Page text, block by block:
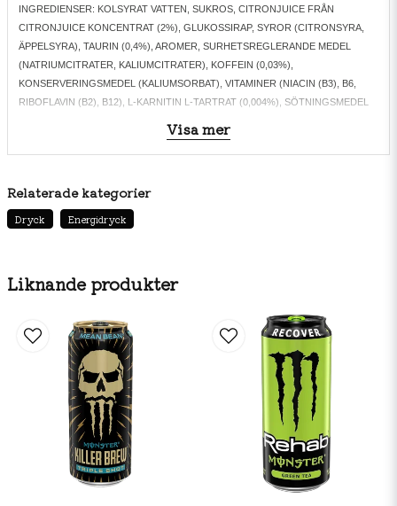
Liknande produkter
INGREDIENSER: KOLSYRAT VATTEN, SUKROS, CITRONJUICE FRÅN
CITRONJUICE KONCENTRAT (2%), GLUKOSSIRAP, SYROR (CITRONSYRA,
ÄPPELSYRA), TAURIN (0,4%), AROMER, SURHETSREGLERANDE MEDEL
(NATRIUMCITRATER, KALIUMCITRATER), KOFFEIN (0,03%),
KONSERVERINGSMEDEL (KALIUMSORBAT), VITAMINER (NIACIN (B3), B6,
RIBOFLAVIN (B2), B12), L-KARNITIN L-TARTRAT (0,004%), SÖTNINGSMEDEL
BARN OCH GRAVIDA ELLER AMMANDE KVINNOR, ELLER PERSONER SOM ÄR
KÄNSLIGA FÖR KOFFEIN (32 MG/100 ML).
Visa mer
Relaterade kategorier
Dryck Energidryck